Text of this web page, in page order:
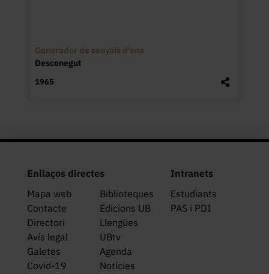
Generador de senyals d’ona
Desconegut
1965
Enllaços directes
Mapa web
Biblioteques
Contacte
Edicions UB
Directori
Llengües
Avís legal
UBtv
Galetes
Agenda
Covid-19
Notícies
Intranets
Estudiants
PAS i PDI